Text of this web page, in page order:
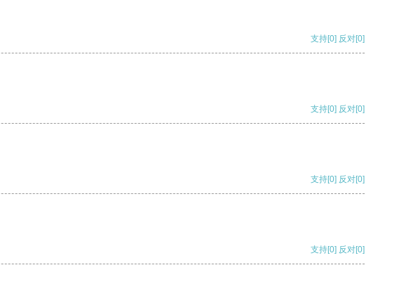
支持[0] 反对[0]
支持[0] 反对[0]
支持[0] 反对[0]
支持[0] 反对[0]